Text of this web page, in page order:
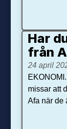
Har
från
24 april
missar att
Afa när de